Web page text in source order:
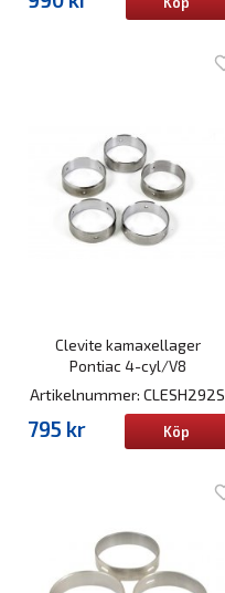
Clevite kamaxellager
Pontiac 4-cyl/V8
Artikelnummer: CLESH292S
795 kr Köp